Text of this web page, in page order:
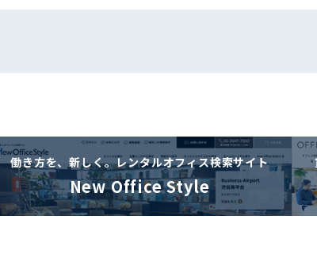
働き方を、新しく。レンタルオフィス検索サイト
New Office Style